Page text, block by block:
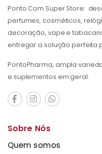
Ponto Com Super Store:
perfumes, cosméticos,
decoração, vape e
entregar a solução perfeita
PontoPharma, ampla
e suplementos em geral.
Sobre Nós
Quem somos